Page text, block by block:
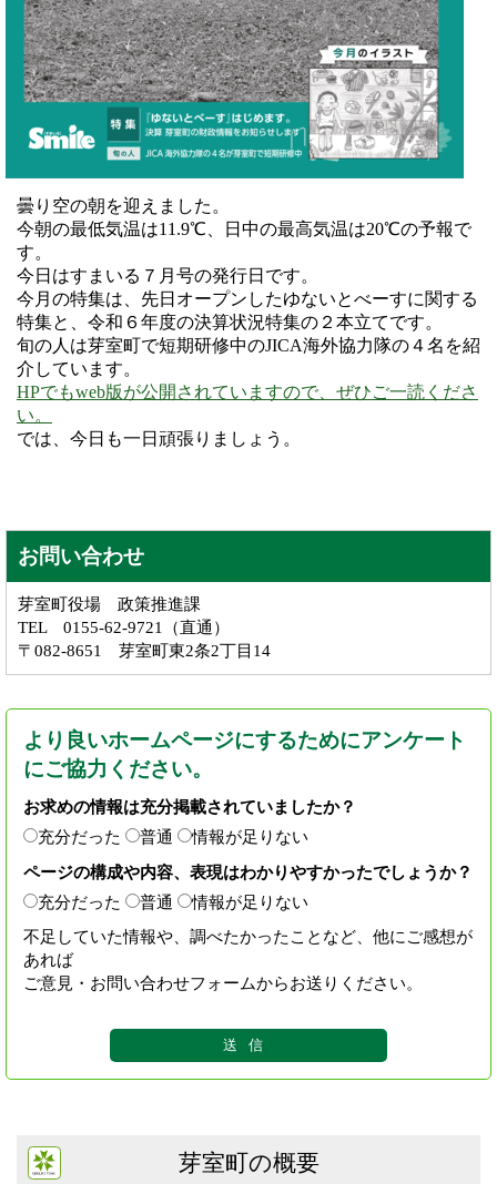
曇り空の朝を迎えました。
今朝の最低気温は11.9℃、日中の最高気温は20℃の予報で
す。
今日はすまいる７月号の発行日です。
今月の特集は、先日オープンしたゆないとべーすに関する
特集と、令和６年度の決算状況特集の２本立てです。
旬の人は芽室町で短期研修中のJICA海外協力隊の４名を紹
介しています。
HPでもweb版が公開されていますので、ぜひご一読くださ
い。
では、今日も一日頑張りましょう。
お問い合わせ
芽室町役場 政策推進課
TEL 0155-62-9721（直通）
〒082-8651 芽室町東2条2丁目14
より良いホームページにするためにアンケート
にご協力ください。
お求めの情報は充分掲載されていましたか？
充分だった
普通
情報が足りない
ページの構成や内容、表現はわかりやすかったでしょうか？
充分だった
普通
情報が足りない
不足していた情報や、調べたかったことなど、他にご感想が
あれば
ご意見・お問い合わせフォームからお送りください。
芽室町の概要